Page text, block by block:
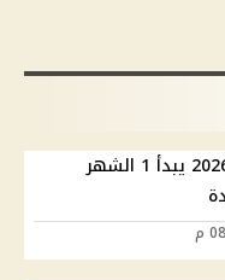
صرف معاشات سبتمبر 2026 يبدأ 1 الشهر